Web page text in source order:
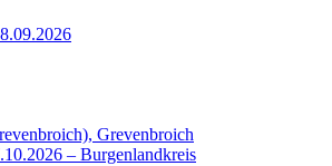
Grevenbroich
– Burgenlandkreis